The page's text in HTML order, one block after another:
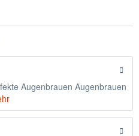
Augenbrauen Augenbrauen